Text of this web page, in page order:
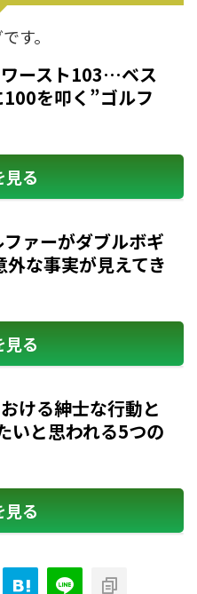
す。
ワースト103…ベス
を叩く”ゴルフ
見る
ファーがダブルボギ
な事実が見えてき
見る
ける紳士な行動と
いと思われる5つの
見る